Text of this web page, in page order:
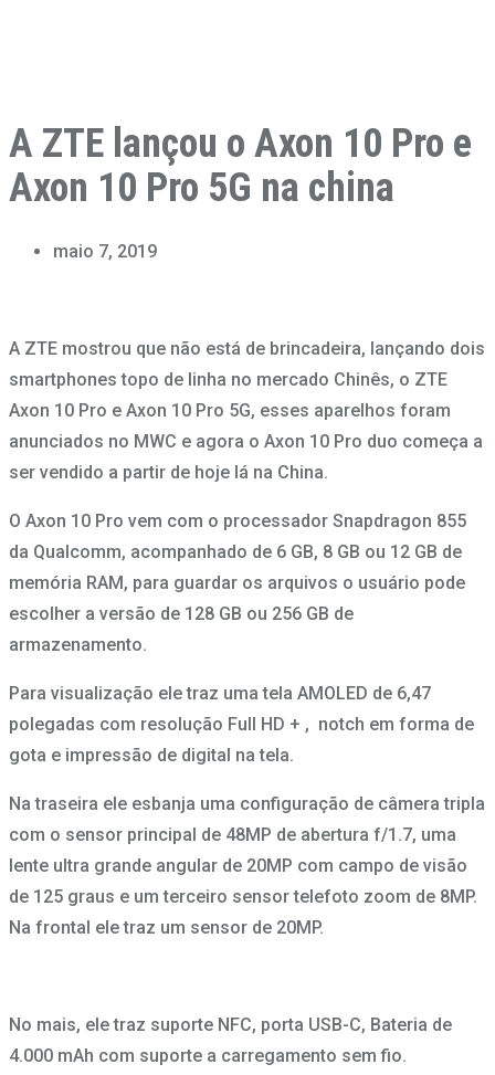
A ZTE lançou o Axon 10 Pro e
Axon 10 Pro 5G na china
maio 7, 2019
A ZTE mostrou que não está de brincadeira, lançando dois
smartphones topo de linha no mercado Chinês, o ZTE
Axon 10 Pro e Axon 10 Pro 5G, esses aparelhos foram
anunciados no MWC e agora o Axon 10 Pro duo começa a
ser vendido a partir de hoje lá na China.
O Axon 10 Pro vem com o processador Snapdragon 855
da Qualcomm, acompanhado de 6 GB, 8 GB ou 12 GB de
memória RAM, para guardar os arquivos o usuário pode
escolher a versão de 128 GB ou 256 GB de
armazenamento.
Para visualização ele traz uma tela AMOLED de 6,47
polegadas com resolução Full HD + , notch em forma de
gota e impressão de digital na tela.
Na traseira ele esbanja uma configuração de câmera tripla
com o sensor principal de 48MP de abertura f/1.7, uma
lente ultra grande angular de 20MP com campo de visão
de 125 graus e um terceiro sensor telefoto zoom de 8MP.
Na frontal ele traz um sensor de 20MP.
No mais, ele traz suporte NFC, porta USB-C, Bateria de
4.000 mAh com suporte a carregamento sem fio.